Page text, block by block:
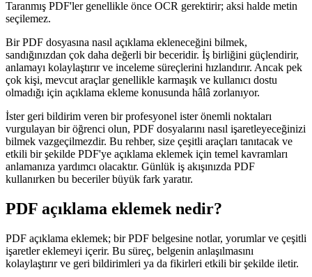
Taranmış PDF'ler genellikle önce OCR gerektirir; aksi halde metin
seçilemez.
Bir PDF dosyasına nasıl açıklama ekleneceğini bilmek,
sandığınızdan çok daha değerli bir beceridir. İş birliğini güçlendirir,
anlamayı kolaylaştırır ve inceleme süreçlerini hızlandırır. Ancak pek
çok kişi, mevcut araçlar genellikle karmaşık ve kullanıcı dostu
olmadığı için açıklama ekleme konusunda hâlâ zorlanıyor.
İster geri bildirim veren bir profesyonel ister önemli noktaları
vurgulayan bir öğrenci olun, PDF dosyalarını nasıl işaretleyeceğinizi
bilmek vazgeçilmezdir. Bu rehber, size çeşitli araçları tanıtacak ve
etkili bir şekilde PDF'ye açıklama eklemek için temel kavramları
anlamanıza yardımcı olacaktır. Günlük iş akışınızda PDF
kullanırken bu beceriler büyük fark yaratır.
PDF açıklama eklemek nedir?
PDF açıklama eklemek; bir PDF belgesine notlar, yorumlar ve çeşitli
işaretler eklemeyi içerir. Bu süreç, belgenin anlaşılmasını
kolaylaştırır ve geri bildirimleri ya da fikirleri etkili bir şekilde iletir.